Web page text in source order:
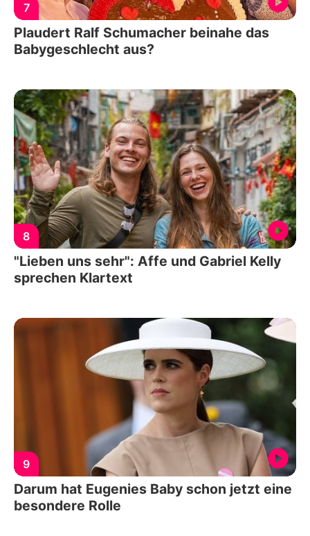
7
Plaudert Ralf Schumacher beinahe das
Babygeschlecht aus?
8
"Lieben uns sehr": Affe und Gabriel Kelly
sprechen Klartext
9
Darum hat Eugenies Baby schon jetzt eine
besondere Rolle